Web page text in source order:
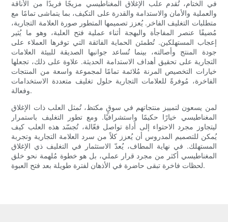
في الختام، تُقدم علب الإغلاق المغناطيسي مزيجًا فريدًا من الأناقة
والعملية والأمان والاستدامة والقدرة على التكيف، بما يتماشى تمامًا مع
متطلبات التغليف الفاخر. يُعزز تصميمها المتطور صورة العلامة التجارية،
مُضيفًا عنصر المفاجأة والبهجة أثناء عملية فتح العلبة، وهو ما يُثير
إعجاب المستهلكين. تُطمئن الحماية الفائقة التي توفرها العملاء على
جودة المنتج وأصالته، بينما تُساعد جوانبها الصديقة للبيئة العلامات
التجارية على تحقيق أهداف الاستدامة الحديثة. علاوة على ذلك، تجعلها
خيارات التخصيص المرنة مُلائمة تمامًا لمجموعة واسعة من المنتجات
الفاخرة، مُوفرةً للعلامات التجارية حلول تغليف متعددة الاستخدامات
وفعالة.
لمن يسعون لتمييز منتجاتهم في سوقٍ مكتظ، تُمثل العلب ذات الإغلاق
المغناطيسي خيارًا حكيمًا واستشرافيًا. ومع تطور التغليف باستمرار
ليتجاوز مجرد الاحتواء إلى أداة تواصل فعّالة، تُجسّد هذه العلب كيف
يُمكن للتصميم المدروس أن يُعزز كلاً من سرد العلامة التجارية وتجربة
المستهلك. في نهاية المطاف، يُعدّ الاستثمار في التغليف ذي الإغلاق
المغناطيسي أكثر من مجرد قرار عملي، بل هو خطوة مُلهمة نحو خلق
لحظات فاخرة تبقى حاضرة في الأذهان لفترة طويلة بعد فتح العبوة.